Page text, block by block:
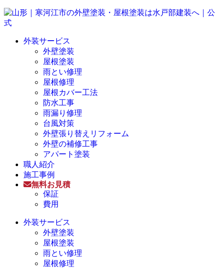
外装サービス
外壁塗装
屋根塗装
雨とい修理
屋根修理
屋根カバー工法
防水工事
雨漏り修理
台風対策
外壁張り替えリフォーム
外壁の補修工事
アパート塗装
職人紹介
施工事例
無料お見積
保証
費用
外装サービス
外壁塗装
屋根塗装
雨とい修理
屋根修理